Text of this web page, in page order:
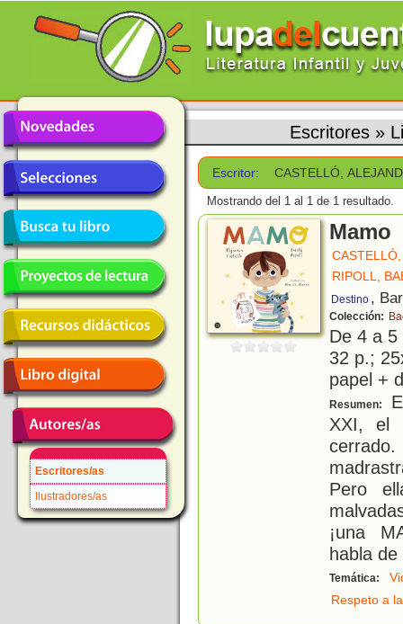
Escritores/as
Ilustradores/as
Escritores »
Escritor: CASTELLÓ,
Mostrando del 1 al 1 de 1 resultado.
Mamo
RIPOLL,
Destino ,
Colección:
De 4 a
32 p.;
papel +
Resumen:
XXI, el
Pero
¡una
habla
Temática:
Respeto a